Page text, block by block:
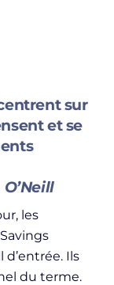
sur
et se
les
Ils
du terme.